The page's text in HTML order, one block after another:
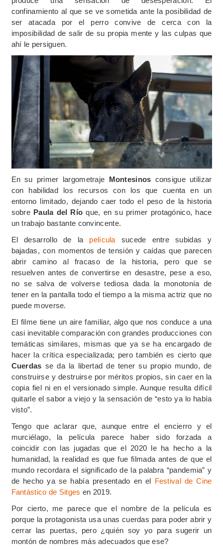
confinamiento al que se ve sometida ante la posibilidad de
ser atacada por el perro convive de cerca con la
imposibilidad de salir de su propia mente y las culpas que
ahí le persiguen.
En su primer largometraje Montesinos consigue utilizar
con habilidad los recursos con los que cuenta en un
entorno limitado, dejando caer todo el peso de la historia
sobre Paula del Río que, en su primer protagónico, hace
un trabajo bastante convincente.
El desarrollo de la película sucede entre subidas y
bajadas, con momentos de tensión y caídas que parecen
abrir camino al fracaso de la historia, pero que se
resuelven antes de convertirse en desastre, pese a eso,
no se salva de volverse tediosa dada la monotonía de
tener en la pantalla todo el tiempo a la misma actriz que no
puede moverse.
El filme tiene un aire familiar, algo que nos conduce a una
casi inevitable comparación con grandes producciones con
temáticas similares, mismas que ya se ha encargado de
hacer la crítica especializada; pero también es cierto que
Cuerdas se da la libertad de tener su propio mundo, de
construirse y destruirse por méritos propios, sin caer en la
copia fiel ni en el versionado simple. Aunque resulta difícil
quitarle el sabor a viejo y la sensación de “esto ya lo había
visto”.
Tengo que aclarar que, aunque entre el encierro y el
murciélago, la película parece haber sido forzada a
coincidir con las jugadas que el 2020 le ha hecho a la
humanidad, la realidad es que fue filmada antes de que el
mundo recordara el significado de la palabra “pandemia” y
de hecho ya se había presentado en el Festival de Cine
Fantástico de Sitges en 2019.
Por cierto, me parece que el nombre de la película es
porque la protagonista usa unas cuerdas para poder abrir y
cerrar las puertas, pero ¿quién soy yo para sugerir un
montón de nombres más adecuados que ese?